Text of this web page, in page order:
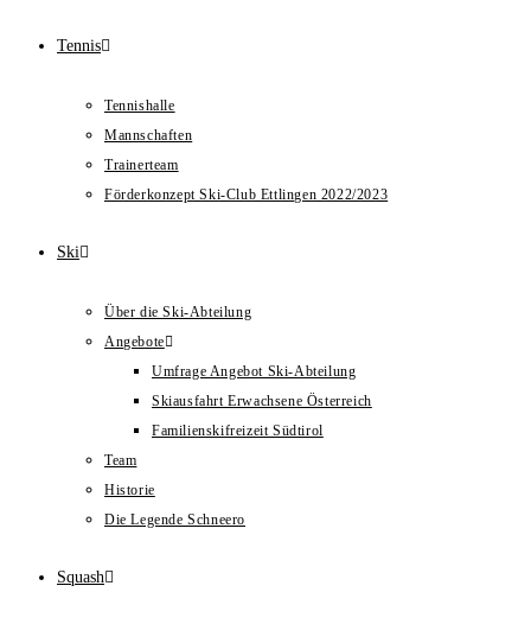
Tennis
Tennishalle
Mannschaften
Trainerteam
Förderkonzept Ski-Club Ettlingen 2022/2023
Ski
Über die Ski-Abteilung
Angebote
Umfrage Angebot Ski-Abteilung
Skiausfahrt Erwachsene Österreich
Familienskifreizeit Südtirol
Team
Historie
Die Legende Schneero
Squash